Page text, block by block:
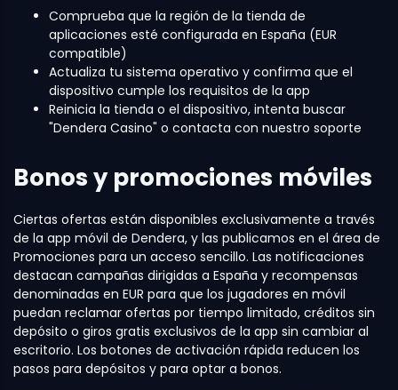
Comprueba que la región de la tienda de
aplicaciones esté configurada en España (EUR
compatible)
Actualiza tu sistema operativo y confirma que el
dispositivo cumple los requisitos de la app
Reinicia la tienda o el dispositivo, intenta buscar
"Dendera Casino" o contacta con nuestro soporte
Bonos y promociones móviles
Ciertas ofertas están disponibles exclusivamente a través
de la app móvil de Dendera, y las publicamos en el área de
Promociones para un acceso sencillo. Las notificaciones
destacan campañas dirigidas a España y recompensas
denominadas en EUR para que los jugadores en móvil
puedan reclamar ofertas por tiempo limitado, créditos sin
depósito o giros gratis exclusivos de la app sin cambiar al
escritorio. Los botones de activación rápida reducen los
pasos para depósitos y para optar a bonos.